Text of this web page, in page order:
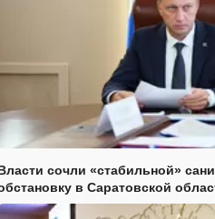
сочли «стабильной»
в Саратовской